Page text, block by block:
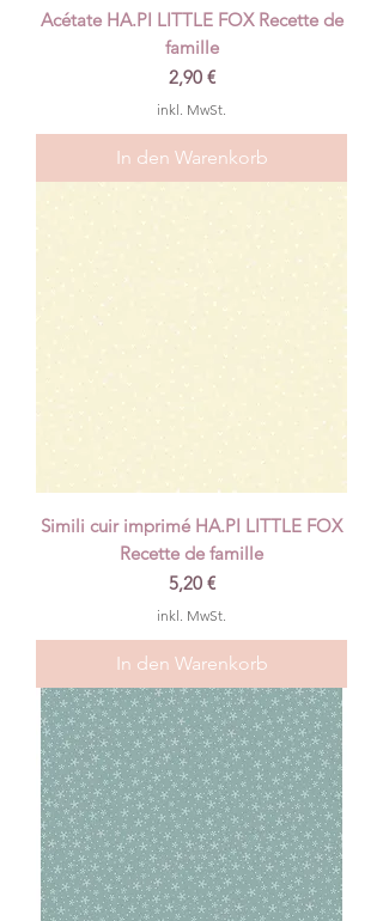
Acétate HA.PI LITTLE FOX Recette de
famille
Preis
2,90 €
inkl. MwSt.
In den Warenkorb
Simili cuir imprimé HA.PI LITTLE FOX
Recette de famille
Preis
5,20 €
inkl. MwSt.
In den Warenkorb